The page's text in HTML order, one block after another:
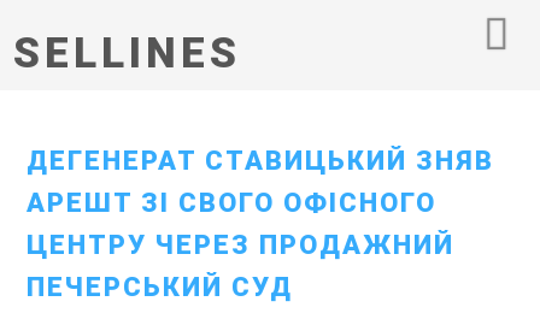
SELLINES
ДЕГЕНЕРАТ СТАВИЦЬКИЙ ЗНЯВ
АРЕШТ ЗІ СВОГО ОФІСНОГО
ЦЕНТРУ ЧЕРЕЗ ПРОДАЖНИЙ
ПЕЧЕРСЬКИЙ СУД